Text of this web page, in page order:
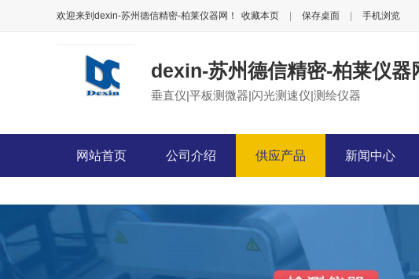
欢迎来到dexin-苏州德信精密-柏莱仪器网！ 收藏本页 保存桌面 手机浏览
dexin-苏州德信精密-柏莱仪器
垂直仪|平板测微器|闪光测速仪|测绘仪器
网站首页 公司介绍 供应产品 新闻中心